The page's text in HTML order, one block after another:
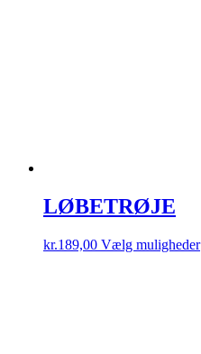
LØBETRØJE
kr.189,00 Vælg muligheder